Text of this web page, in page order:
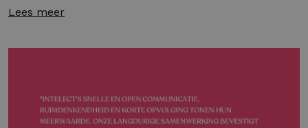
Lees meer